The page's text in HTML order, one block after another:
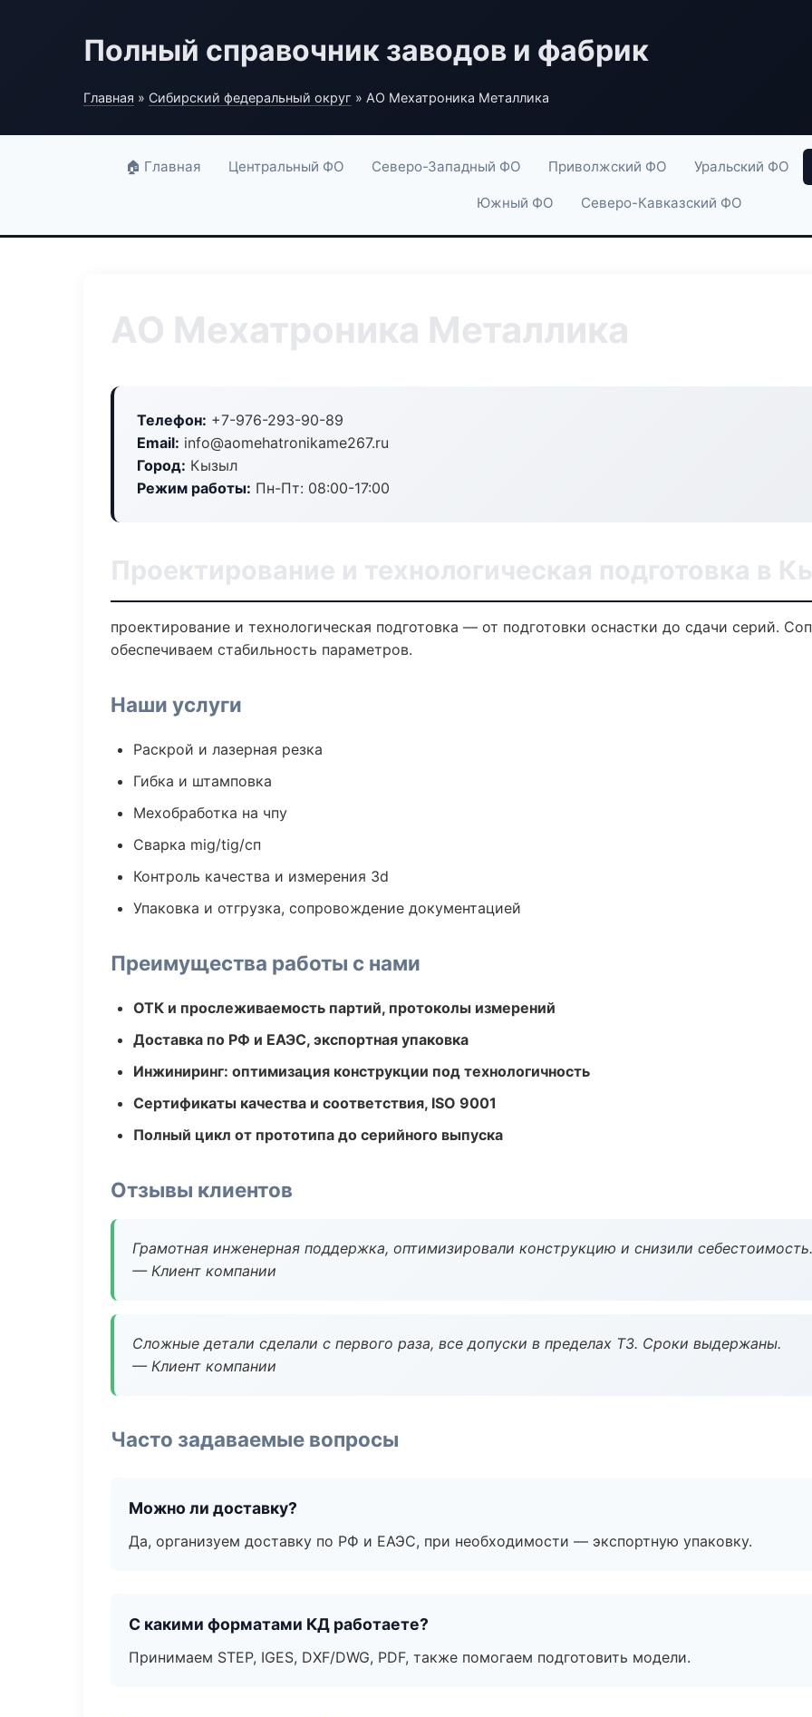
Полный справочник заводов и фабрик
Главная » Сибирский федеральный округ » АО Мехатроника Металлика
🏠 Главная Центральный ФО Северо-Западный ФО Приволжский ФО Уральский ФО
Южный ФО Северо-Кавказский ФО
АО Мехатроника Металлика
Телефон: +7-976-293-90-89
Email: info@aomehatronikame267.ru
Город: Кызыл
Режим работы: Пн-Пт: 08:00-17:00
Проектирование и технологическая подготовка в
проектирование и технологическая подготовка — от подготовки оснастки до сдачи серий.
обеспечиваем стабильность параметров.
Наши услуги
Раскрой и лазерная резка
Гибка и штамповка
Мехобработка на чпу
Сварка mig/tig/сп
Контроль качества и измерения 3d
Упаковка и отгрузка, сопровождение документацией
Преимущества работы с нами
ОТК и прослеживаемость партий, протоколы измерений
Доставка по РФ и ЕАЭС, экспортная упаковка
Инжиниринг: оптимизация конструкции под технологичность
Сертификаты качества и соответствия, ISO 9001
Полный цикл от прототипа до серийного выпуска
Отзывы клиентов
Грамотная инженерная поддержка, оптимизировали конструкцию и снизили себестоимость.
— Клиент компании
Сложные детали сделали с первого раза, все допуски в пределах ТЗ. Сроки выдержаны.
— Клиент компании
Часто задаваемые вопросы
Можно ли доставку?
Да, организуем доставку по РФ и ЕАЭС, при необходимости — экспортную упаковку.
С какими форматами КД работаете?
Принимаем STEP, IGES, DXF/DWG, PDF, также помогаем подготовить модели.